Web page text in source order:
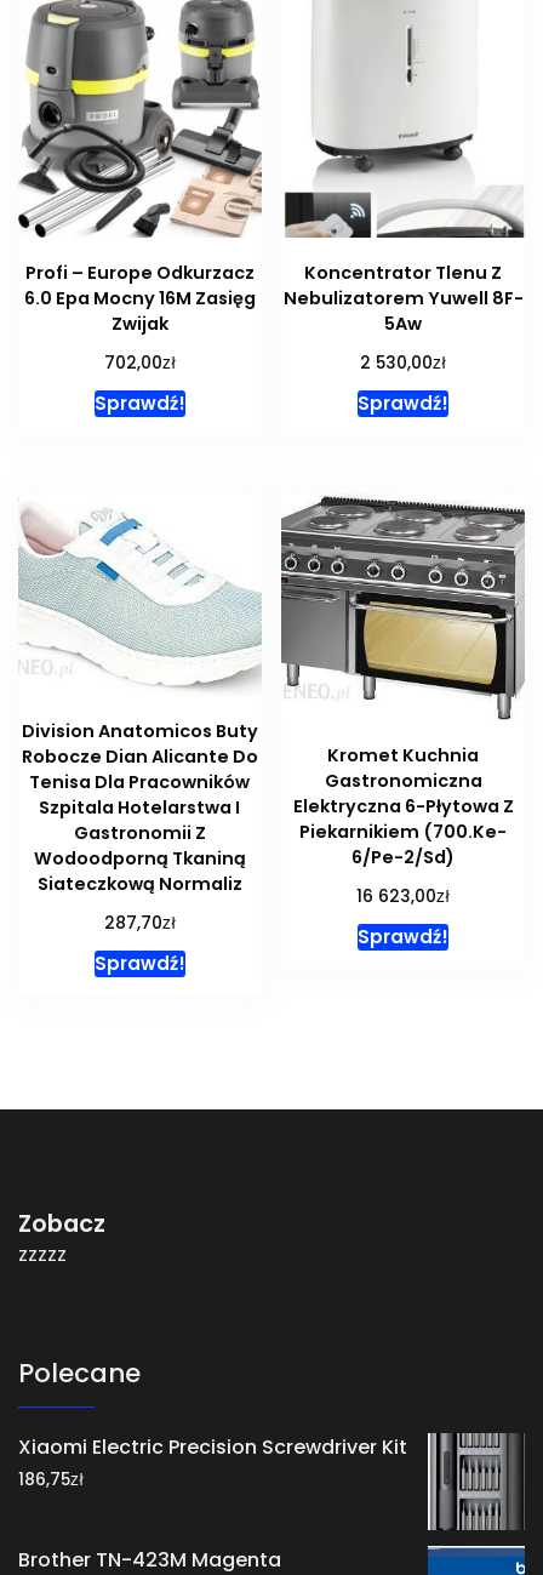
Profi – Europe Odkurzacz
6.0 Epa Mocny 16M Zasięg
Zwijak
702,00zł
Sprawdź!
Koncentrator Tlenu Z
Nebulizatorem Yuwell 8F-
5Aw
2 530,00zł
Sprawdź!
Division Anatomicos Buty
Robocze Dian Alicante Do
Tenisa Dla Pracowników
Szpitala Hotelarstwa I
Gastronomii Z
Wodoodporną Tkaniną
Siateczkową Normaliz
287,70zł
Sprawdź!
Kromet Kuchnia
Gastronomiczna
Elektryczna 6-Płytowa Z
Piekarnikiem (700.Ke-
6/Pe-2/Sd)
16 623,00zł
Sprawdź!
Zobacz
zzzzz
Polecane
Xiaomi Electric Precision Screwdriver Kit
186,75zł
Brother TN-423M Magenta